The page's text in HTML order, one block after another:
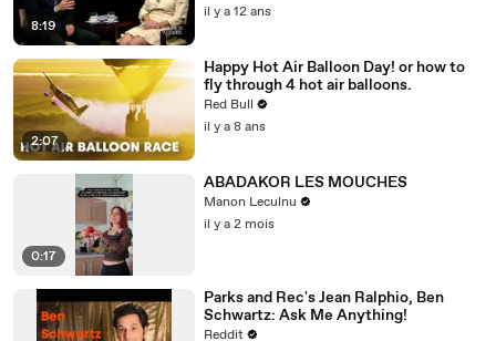
8:19
il y a 12 ans
2:07
Happy Hot Air Balloon Day! or how to
fly through 4 hot air balloons.
Red Bull
il y a 8 ans
0:17
ABADAKOR LES MOUCHES
Manon Leculnu
il y a 2 mois
Parks and Rec's Jean Ralphio, Ben
Schwartz: Ask Me Anything!
Reddit